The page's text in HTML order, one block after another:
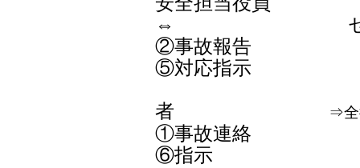
⇔ センタ
②事故
⑤対応指示
者
⇒全
①事故
⑥指示